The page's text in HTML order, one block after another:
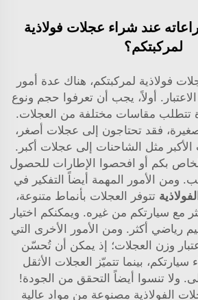
عند شراء عجلات فولاذية
لمركبتكم؟
فولاذية لمركبتكم، هناك عدة أمور
أولاً، يجب أن تعرفوا حجم ونوع
تتطلب مقاسات مختلفة من العجلات.
فقد تحتاجون إلى عجلات أصغر،
الأكبر مثل الشاحنات إلى عجلات أكبر.
بكم أو افحصوا الإطارات للحصول
ومن الأمور المهمة أيضاً التفكير في
تتوفر العجلات بأنماط متنوعة،
مع سيارتكم من غيره. ويمكنكم اختيار
رياضي أكثر. ومن الأمور الأخرى التي
وزن العجلات؛ إذ يمكن أن تُحسّن
سيارتكم، بينما تتميّز العجلات الأثقل
ولا تنسوا أيضاً التحقق من الجودة!
الفولاذية مصنوعة من مواد عالية